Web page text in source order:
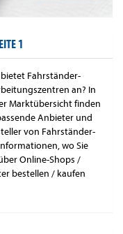
1
Fahrständer-
an? In
Marktübersicht finden
Anbieter und
von Fahrständer-
wo Sie
Online-Shops /
bestellen / kaufen